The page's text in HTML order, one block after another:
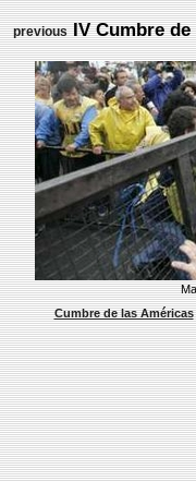
previousIV Cumbre
Cumbre de las Américas